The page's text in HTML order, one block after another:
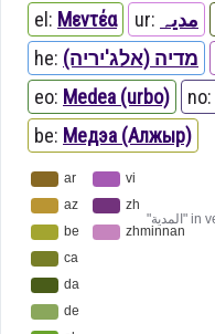
el: Μεντέα ur: مدیہ
he: מדיה (אלג'יריה)
eo: Medea (urbo) no:
be: Медэа (Алжыр)